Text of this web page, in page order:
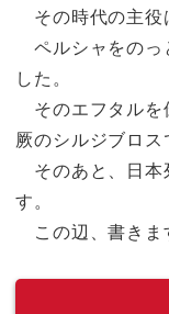
その時代の主
ペルシャをのっ
した。
そのエフタル
厥のシルジブロス
そのあと、日本
す。
この辺、書きま